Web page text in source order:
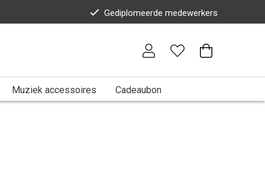
Gediplomeerde medewerkers
Muziek accessoires Cadeaubon